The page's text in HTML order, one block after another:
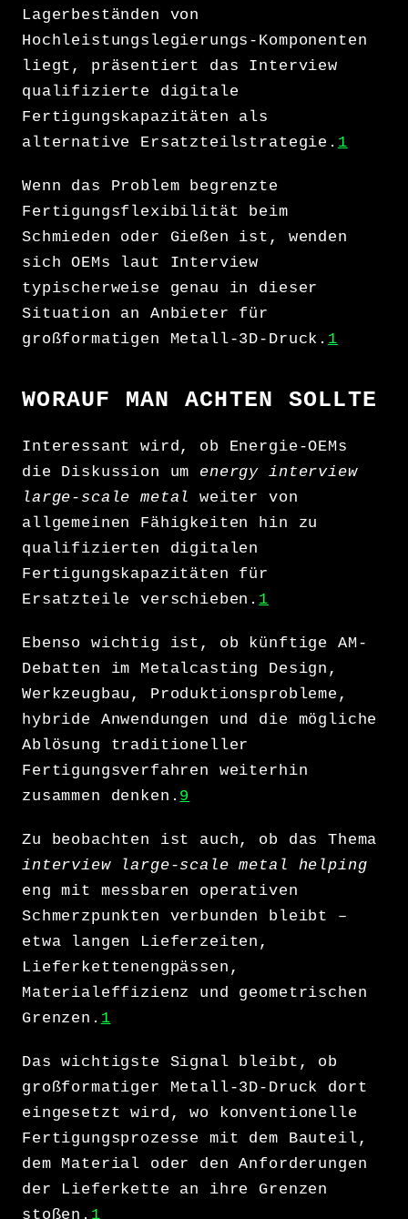
Lagerbeständen von
Hochleistungslegierungs-Komponenten
liegt, präsentiert das Interview
qualifizierte digitale
Fertigungskapazitäten als
alternative Ersatzteilstrategie. 1
Wenn das Problem begrenzte
Fertigungsflexibilität beim
Schmieden oder Gießen ist, wenden
sich OEMs laut Interview
typischerweise genau in dieser
Situation an Anbieter für
großformatigen Metall-3D-Druck. 1
WORAUF MAN ACHTEN SOLLTE
Interessant wird, ob Energie-OEMs
die Diskussion um energy interview
large-scale metal
weiter von
allgemeinen Fähigkeiten hin zu
qualifizierten digitalen
Fertigungskapazitäten für
Ersatzteile verschieben. 1
Ebenso wichtig ist, ob künftige AM-
Debatten im Metalcasting Design,
Werkzeugbau, Produktionsprobleme,
hybride Anwendungen und die mögliche
Ablösung traditioneller
Fertigungsverfahren weiterhin
zusammen denken. 9
Zu beobachten ist auch, ob das Thema
interview large-scale metal helping
eng mit messbaren operativen
Schmerzpunkten verbunden bleibt –
etwa langen Lieferzeiten,
Lieferkettenengpässen,
Materialeffizienz und geometrischen
Grenzen. 1
Das wichtigste Signal bleibt, ob
großformatiger Metall-3D-Druck dort
eingesetzt wird, wo konventionelle
Fertigungsprozesse mit dem Bauteil,
dem Material oder den Anforderungen
der Lieferkette an ihre Grenzen
stoßen. 1